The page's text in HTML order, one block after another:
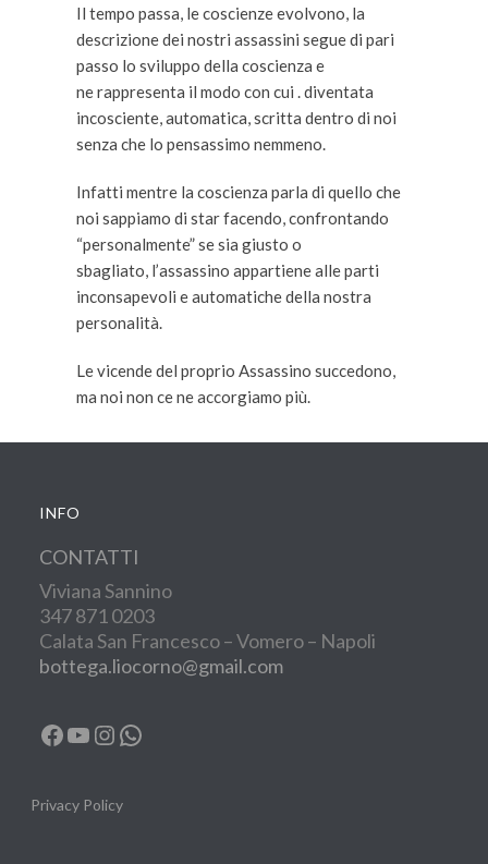
Il tempo passa, le coscienze evolvono, la
descrizione dei nostri assassini segue di pari
passo lo sviluppo della coscienza e
ne rappresenta il modo con cui . diventata
incosciente, automatica, scritta dentro di noi
senza che lo pensassimo nemmeno.
Infatti mentre la coscienza parla di quello che
noi sappiamo di star facendo, confrontando
“personalmente” se sia giusto o
sbagliato, l’assassino appartiene alle parti
inconsapevoli e automatiche della nostra
personalità.
Le vicende del proprio Assassino succedono,
ma noi non ce ne accorgiamo più.
INFO
CONTATTI
Viviana Sannino
347 871 0203
Calata San Francesco – Vomero – Napoli
bottega.liocorno@gmail.com
Facebook
YouTube
Instagram
WhatsApp
Privacy Policy